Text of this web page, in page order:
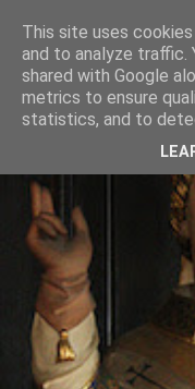
This site uses
and to analyze traffic.
shared with Google
metrics to ensure
statistics, and to